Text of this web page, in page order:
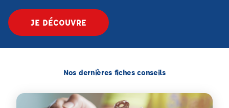
JE DÉCOUVRE
Nos dernières fiches conseils